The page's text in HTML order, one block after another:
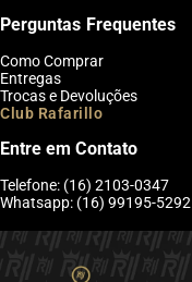
Perguntas Frequentes
Como Comprar
Entregas
Trocas e Devoluções
Club Rafarillo
Entre em Contato
Telefone: (16) 2103-0347
Whatsapp: (16) 99195-5292